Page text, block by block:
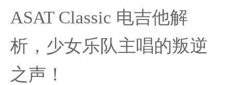
ASAT Classic 电吉他解
析，少女乐队主唱的叛逆
之声！